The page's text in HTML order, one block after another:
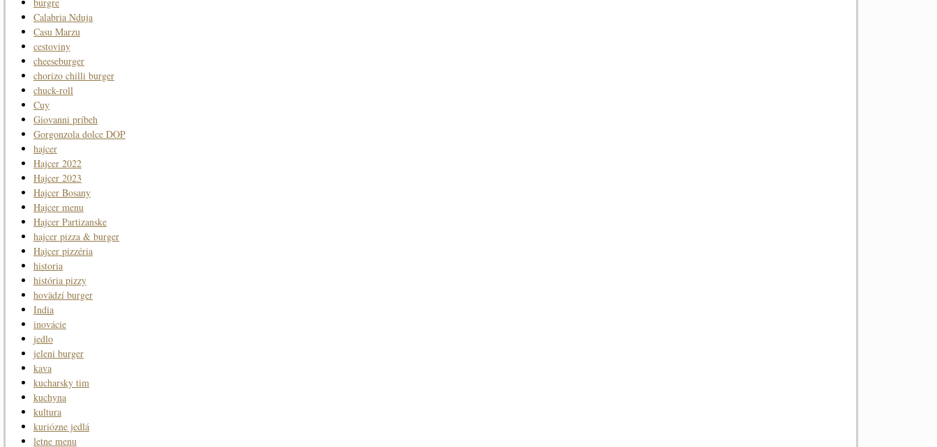
Calabria Nduja
Casu Marzu
cestoviny
cheeseburger
chorizo chilli burger
chuck-roll
Cuy
Giovanni príbeh
Gorgonzola dolce DOP
hajcer
Hajcer 2022
Hajcer 2023
Hajcer Bosany
Hajcer menu
Hajcer Partizanske
hajcer pizza & burger
Hajcer pizzéria
historia
história pizzy
hovädzí burger
India
inovácie
jedlo
jeleni burger
kava
kucharsky tim
kuchyna
kultura
kuriózne jedlá
letne menu